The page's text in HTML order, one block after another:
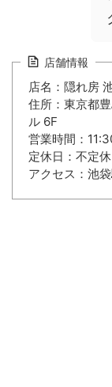
店舗情報
店名：隠れ房
住所：東京都
ル 6F
営業時間：
定休日：不定休
アクセス：池